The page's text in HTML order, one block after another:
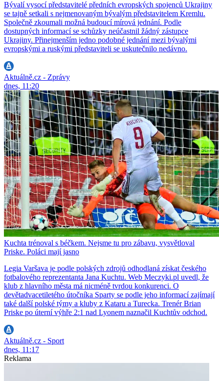
Bývalí vysocí představitelé předních evropských spojenců Ukrajiny
se tajně setkali s nejmenovaným bývalým představitelem Kremlu.
Společně zkoumali možná budoucí mírová jednání. Podle
dostupných informací se schůzky neúčastnil žádný zástupce
Ukrajiny. Přinejmenším jedno podobné jednání mezi bývalými
evropskými a ruskými představiteli se uskutečnilo nedávno.
Aktuálně.cz - Zprávy
dnes, 11:20
Kuchta trénoval s béčkem. Nejsme tu pro zábavu, vysvětloval
Priske. Poláci mají jasno
Legia Varšava je podle polských zdrojů odhodlaná získat českého
fotbalového reprezentanta Jana Kuchtu. Web Meczyki.pl uvedl, že
klub z hlavního města má nicméně tvrdou konkurenci. O
devětadvacetiletého útočníka Sparty se podle jeho informací zajímají
také další polské týmy a kluby z Kataru a Turecka. Trenér Brian
Priske po úterní výhře 2:1 nad Lyonem naznačil Kuchtův odchod.
Aktuálně.cz - Sport
dnes, 11:17
Reklama